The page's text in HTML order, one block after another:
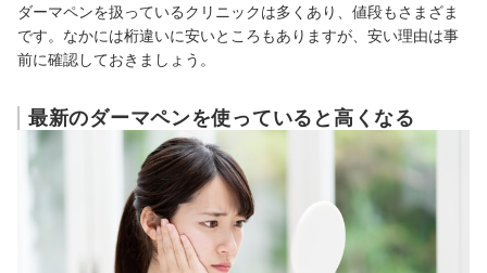
ダーマペンを扱っているクリニックは多くあり、値段もさまざま
です。なかには桁違いに安いところもありますが、安い理由は事
前に確認しておきましょう。
最新のダーマペンを使っていると高くなる